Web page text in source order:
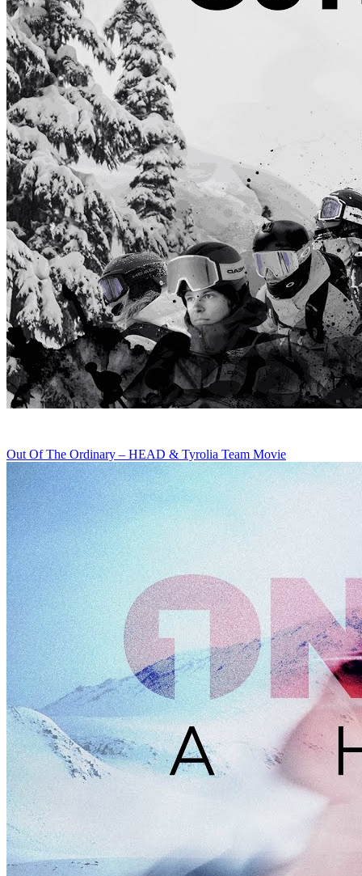
Out Of The Ordinary – HEAD & Tyrolia Team Movie